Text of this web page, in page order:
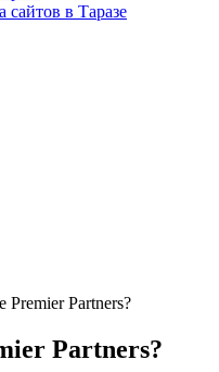
сайтов в Таразе
Premier Partners?
Partners?